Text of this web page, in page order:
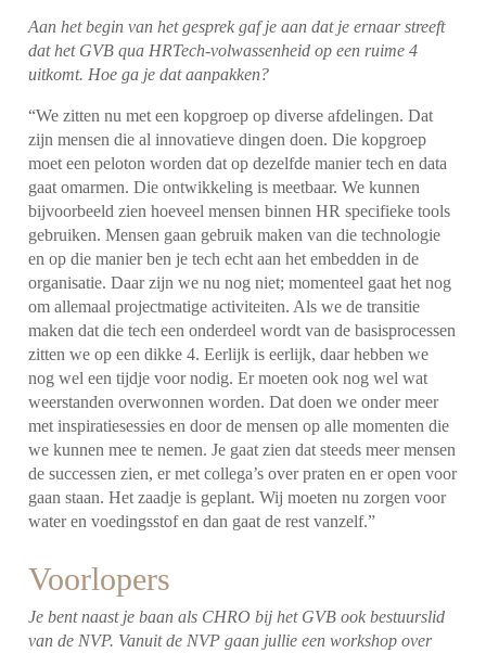
Aan het begin van het gesprek gaf je aan dat je ernaar streeft
dat het GVB qua HRTech-volwassenheid op een ruime 4
uitkomt. Hoe ga je dat aanpakken?
“We zitten nu met een kopgroep op diverse afdelingen. Dat
zijn mensen die al innovatieve dingen doen. Die kopgroep
moet een peloton worden dat op dezelfde manier tech en data
gaat omarmen. Die ontwikkeling is meetbaar. We kunnen
bijvoorbeeld zien hoeveel mensen binnen HR specifieke tools
gebruiken. Mensen gaan gebruik maken van die technologie
en op die manier ben je tech echt aan het embedden in de
organisatie. Daar zijn we nu nog niet; momenteel gaat het nog
om allemaal projectmatige activiteiten. Als we de transitie
maken dat die tech een onderdeel wordt van de basisprocessen
zitten we op een dikke 4. Eerlijk is eerlijk, daar hebben we
nog wel een tijdje voor nodig. Er moeten ook nog wel wat
weerstanden overwonnen worden. Dat doen we onder meer
met inspiratiesessies en door de mensen op alle momenten die
we kunnen mee te nemen. Je gaat zien dat steeds meer mensen
de successen zien, er met collega’s over praten en er open voor
gaan staan. Het zaadje is geplant. Wij moeten nu zorgen voor
water en voedingsstof en dan gaat de rest vanzelf.”
Voorlopers
Je bent naast je baan als CHRO bij het GVB ook bestuurslid
van de NVP. Vanuit de NVP gaan jullie een workshop over